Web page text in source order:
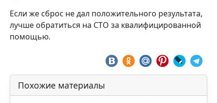
Если же сброс не дал положительного результата,
лучше обратиться на СТО за квалифицированной
помощью.
Похожие материалы